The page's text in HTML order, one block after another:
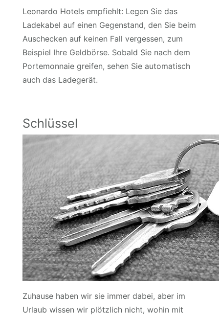
Leonardo Hotels empfiehlt: Legen Sie das
Ladekabel auf einen Gegenstand, den Sie beim
Auschecken auf keinen Fall vergessen, zum
Beispiel Ihre Geldbörse. Sobald Sie nach dem
Portemonnaie greifen, sehen Sie automatisch
auch das Ladegerät.
Schlüssel
Zuhause haben wir sie immer dabei, aber im
Urlaub wissen wir plötzlich nicht, wohin mit